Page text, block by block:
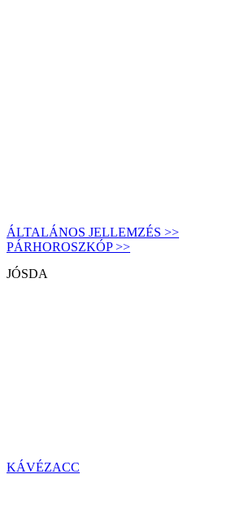
ÁLTALÁNOS JELLEMZÉS >>
PÁRHOROSZKÓP >>
JÓSDA
KÁVÉZACC